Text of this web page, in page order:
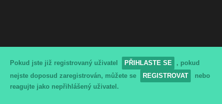
Pokud jste již registrovaný uživatel PŘIHLASTE SE
, pokud
nejste doposud zaregistrován, můžete se
REGISTROVAT
nebo
reagujte jako nepřihlášený uživatel.